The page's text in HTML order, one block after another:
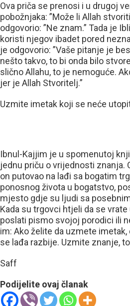
Ova priča se prenosi i u drugoj
pobožnjaka: ”Može li Allah
odgovorio: ”Ne znam.” Tada je
koristi njegov ibadet pored
je odgovorio: ”Vaše pitanje je
nešto takvo, to bi onda bilo
slično Allahu, to je nemoguće.
jer je Allah Stvoritelj.”
Uzmite imetak koji se neće
Ibnul-Kajjim je u spomenutoj
jednu priču o vrijednosti znanja.
on putovao na lađi sa bogatim
ponosnog života u bogatstvo,
mjesto gdje su ljudi sa
Kada su trgovci htjeli da se
poslati pismo svojoj porodici ili
im: Ako želite da uzmete
se lađa razbije. Uzmite znanje,
Saff
Podijelite ovaj članak